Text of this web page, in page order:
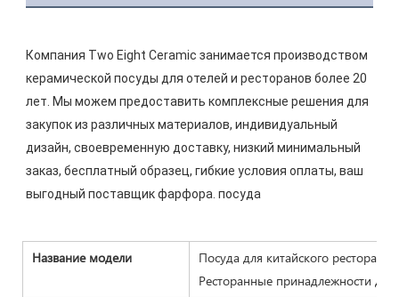
Компания Two Eight Ceramic занимается производством
керамической посуды для отелей и ресторанов более 20
лет. Мы можем предоставить комплексные решения для
закупок из различных материалов, индивидуальный
дизайн, своевременную доставку, низкий минимальный
заказ, бесплатный образец, гибкие условия оплаты, ваш
Название модели
Посуда для китайского
Ресторанные принадлежности